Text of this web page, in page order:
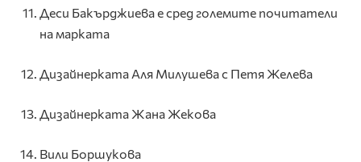
Деси Бакърджиева е сред големите почитатели
на марката
Дизайнерката Аля Милушева с Петя Желева
Дизайнерката Жана Жекова
Вили Боршукова